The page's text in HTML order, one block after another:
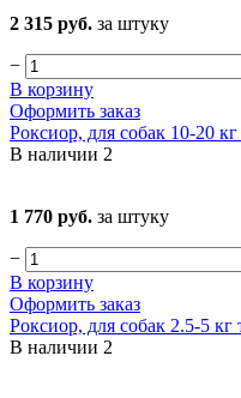
2 315 руб. за штуку
−
В корзину
Оформить заказ
Роксиор, для собак 10-20
В наличии 2
1 770 руб. за штуку
−
В корзину
Оформить заказ
Роксиор, для собак 2.5-5 кг
В наличии 2